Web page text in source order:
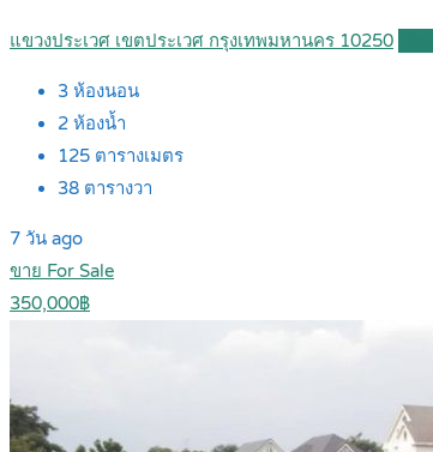
แขวงประเวศ เขตประเวศ กรุงเทพมหานคร 10250
3 ห้องนอน
2 ห้องน้ำ
125 ตารางเมตร
38 ตารางวา
7 วัน ago
ขาย For Sale
350,000฿